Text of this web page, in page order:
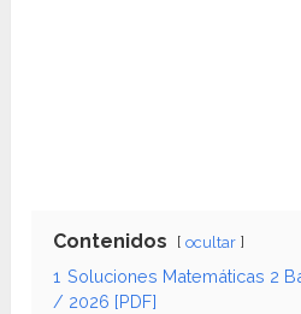
Contenidos ocultar
1 Soluciones Matemáticas 2
/ 2026 [PDF]